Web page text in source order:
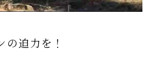
迫力を！